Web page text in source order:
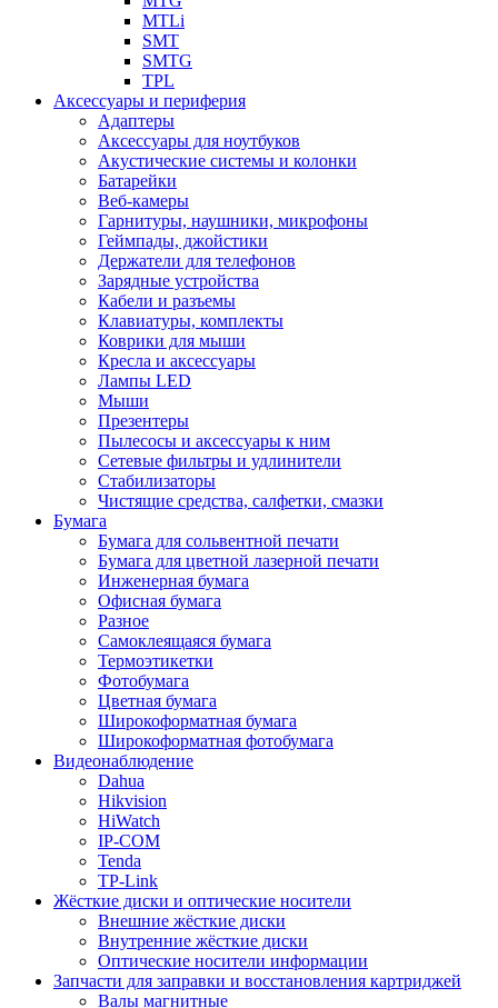
MTLi
SMT
SMTG
TPL
Аксессуары и периферия
Адаптеры
Аксессуары для ноутбуков
Акустические системы и колонки
Батарейки
Веб-камеры
Гарнитуры, наушники, микрофоны
Геймпады, джойстики
Держатели для телефонов
Зарядные устройства
Кабели и разъемы
Клавиатуры, комплекты
Коврики для мыши
Кресла и аксессуары
Лампы LED
Мыши
Презентеры
Пылесосы и аксессуары к ним
Сетевые фильтры и удлинители
Стабилизаторы
Чистящие средства, салфетки, смазки
Бумага
Бумага для сольвентной печати
Бумага для цветной лазерной печати
Инженерная бумага
Офисная бумага
Разное
Самоклеящаяся бумага
Термоэтикетки
Фотобумага
Цветная бумага
Широкоформатная бумага
Широкоформатная фотобумага
Видеонаблюдение
Dahua
Hikvision
HiWatch
IP-COM
Tenda
TP-Link
Жёсткие диски и оптические носители
Внешние жёсткие диски
Внутренние жёсткие диски
Оптические носители информации
Запчасти для заправки и восстановления картриджей
Валы магнитные